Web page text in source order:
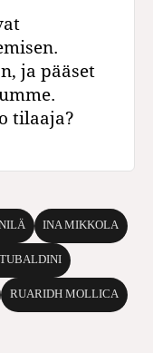
ja pääset
tilaaja?
INA MIKKOLA
RUARIDH MOLLICA